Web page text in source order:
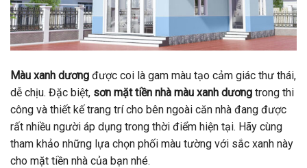
Màu xanh dương được coi là gam màu tạo cảm giác thư thái,
dễ chịu. Đặc biệt, sơn mặt tiền nhà màu xanh dương trong thi
công và thiết kế trang trí cho bên ngoài căn nhà đang được
rất nhiều người áp dụng trong thời điểm hiện tại. Hãy cùng
tham khảo những lựa chọn phối màu tường với sắc xanh này
cho mặt tiền nhà của bạn nhé.